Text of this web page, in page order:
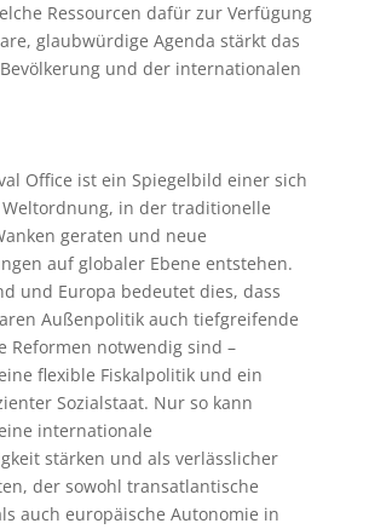
Ressourcen dafür zur Verfügung
glaubwürdige Agenda stärkt das
und der internationalen
Office ist ein Spiegelbild einer sich
in der traditionelle
geraten und neue
auf globaler Ebene entstehen.
und Europa bedeutet dies, dass
Außenpolitik auch tiefgreifende
Reformen notwendig sind –
flexible Fiskalpolitik und ein
Sozialstaat. Nur so kann
internationale
stärken und als verlässlicher
der sowohl transatlantische
auch europäische Autonomie in